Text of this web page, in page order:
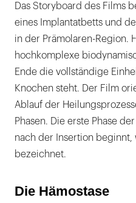
Das Storyboard des Films
eines Implantatbetts und
in der Prämolaren-Region.
hochkomplexe
Ende die vollständige
Knochen steht. Der Film
Ablauf der
Phasen. Die erste Phase
nach der Insertion beginnt,
bezeichnet.
Die Hämostase